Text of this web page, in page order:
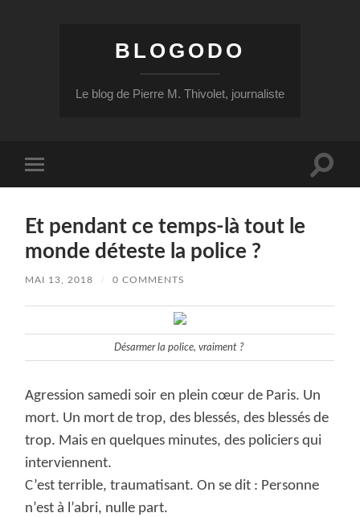
BLOGODO
Le blog de Pierre M. Thivolet, journaliste
mobile
Toggle
Et pendant ce temps-là tout le
monde déteste la police ?
MAI 13, 2018 / 0 COMMENTS
Désarmer la police, vraiment ?
Agression samedi soir en plein cœur de Paris. Un
mort. Un mort de trop, des blessés, des blessés de
trop. Mais en quelques minutes, des policiers qui
interviennent.
C’est terrible, traumatisant. On se dit : Personne
n’est à l’abri, nulle part.